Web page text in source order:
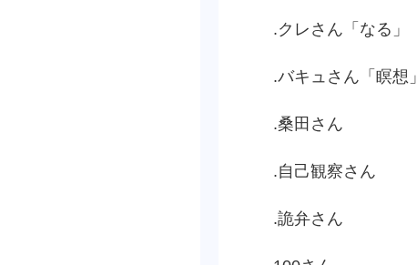
.クレさん「なる」
.バキュさん「瞑想」
.桑田さん
.自己観察さん
.詭弁さん